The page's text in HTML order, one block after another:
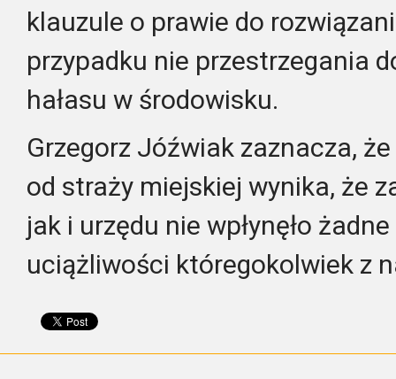
klauzule o prawie do
przypadku nie przestrzegania
hałasu w środowisku.
Grzegorz Jóźwiak zaznacza,
od straży miejskiej wynika, że
jak i urzędu nie wpłynęło
uciążliwości któregokolwiek z